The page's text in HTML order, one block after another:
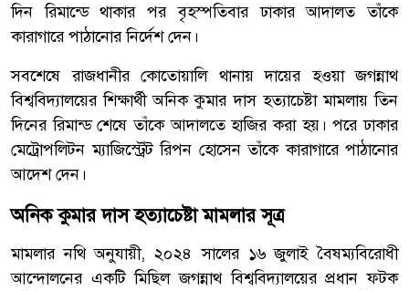
দিন রিমান্ডে থাকার পর বৃহস্পতিবার ঢাকার আদালত তাঁকে
কারাগারে পাঠানোর নির্দেশ দেন।
সবশেষে রাজধানীর কোতোয়ালি থানায় দায়ের হওয়া জগন্নাথ
বিশ্ববিদ্যালয়ের শিক্ষার্থী অনিক কুমার দাস হত্যাচেষ্টা মামলায় তিন
দিনের রিমান্ড শেষে তাঁকে আদালতে হাজির করা হয়। পরে ঢাকার
মেট্রোপলিটন ম্যাজিস্ট্রেট রিপন হোসেন তাঁকে কারাগারে পাঠানোর
আদেশ দেন।
অনিক কুমার দাস হত্যাচেষ্টা মামলার সূত্র
মামলার নথি অনুযায়ী, ২০২৪ সালের ১৬ জুলাই বৈষম্যবিরোধী
আন্দোলনের একটি মিছিল জগন্নাথ বিশ্ববিদ্যালয়ের প্রধান ফটক